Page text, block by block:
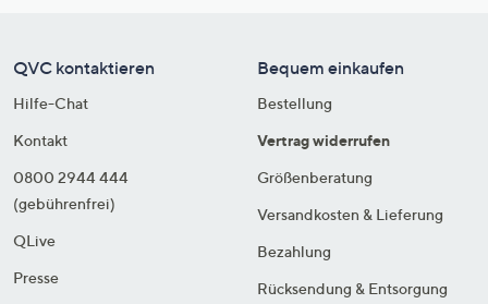
QVC kontaktieren
Hilfe-Chat
Kontakt
0800 2944 444
(gebührenfrei)
QLive
Presse
Bequem einkaufen
Bestellung
Vertrag widerrufen
Größenberatung
Versandkosten & Lieferung
Bezahlung
Rücksendung & Entsorgung